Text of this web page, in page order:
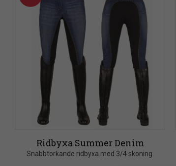
Ridbyxa Summer Denim
Snabbtorkande ridbyxa med 3/4 skoning.